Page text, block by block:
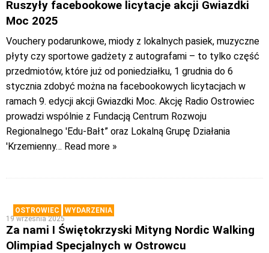
Ruszyły facebookowe licytacje akcji Gwiazdki
Moc 2025
Vouchery podarunkowe, miody z lokalnych pasiek, muzyczne
płyty czy sportowe gadżety z autografami – to tylko część
przedmiotów, które już od poniedziałku, 1 grudnia do 6
stycznia zdobyć można na facebookowych licytacjach w
ramach 9. edycji akcji Gwiazdki Moc. Akcję Radio Ostrowiec
prowadzi wspólnie z Fundacją Centrum Rozwoju
Regionalnego 'Edu-Bałt” oraz Lokalną Grupę Działania
'Krzemienny… Read more »
OSTROWIEC
WYDARZENIA
19 września 2025
Za nami I Świętokrzyski Mityng Nordic Walking
Olimpiad Specjalnych w Ostrowcu